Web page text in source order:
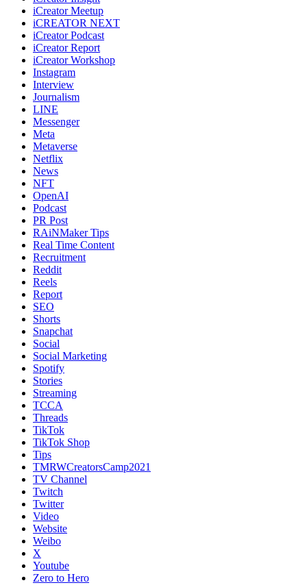
iCreator Meetup
iCREATOR NEXT
iCreator Podcast
iCreator Report
iCreator Workshop
Instagram
Interview
Journalism
LINE
Messenger
Meta
Metaverse
Netflix
News
NFT
OpenAI
Podcast
PR Post
RAiNMaker Tips
Real Time Content
Recruitment
Reddit
Reels
Report
SEO
Shorts
Snapchat
Social
Social Marketing
Spotify
Stories
Streaming
TCCA
Threads
TikTok
TikTok Shop
Tips
TMRWCreatorsCamp2021
TV Channel
Twitch
Twitter
Video
Website
Weibo
X
Youtube
Zero to Hero